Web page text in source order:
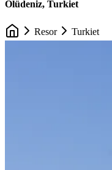
Ölüdeniz, Turkiet
Resor Turkiet